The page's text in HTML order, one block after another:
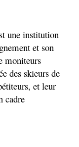
une institution
et son
moniteurs
des skieurs de
et leur
cadre